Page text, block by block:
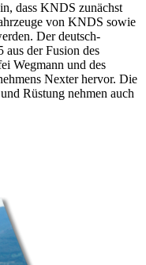
dass KNDS zunächst
von KNDS sowie
Der deutsch-
aus der Fusion des
Wegmann und des
Nexter hervor. Die
Rüstung nehmen auch